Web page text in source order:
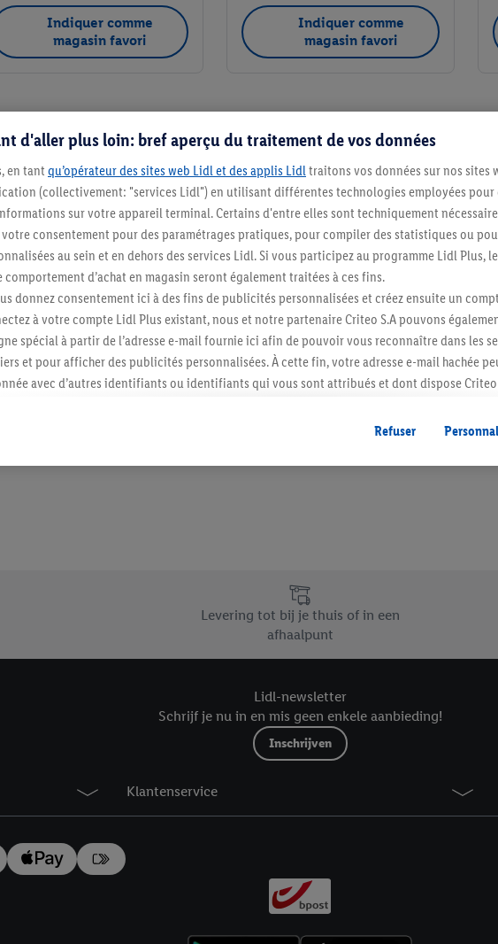
Indiquer comme
magasin favori
Indiquer comme
magasin favori
Indiquer comme magasin favori
Blijf op de
Schrijf je in op de newsletter
Inschrijven
Levering tot bij je thuis of in een
afhaalpunt
Lidl-newsletter
Schrijf je nu in en mis geen enkele aanbieding!
Inschrijven
Klantenservice
d'aller plus loin: bref aperçu du traitement de vos données
en tant qu’opérateur des sites web Lidl et des applis Lidl traitons vos données sur nos sites
(collectivement: "services Lidl") en utilisant différentes technologies employées pour
sur votre appareil terminal. Certains d'entre elles sont techniquement
votre consentement pour des paramétrages pratiques, pour compiler des statistiques ou
au sein et en dehors des services Lidl. Si vous participez au programme Lidl Plus,
comportement d’achat en magasin seront également traitées à ces fins.
donnez consentement ici à des fins de publicités personnalisées et créez ensuite un
à votre compte Lidl Plus existant, nous et notre partenaire Criteo S.A pouvons
spécial à partir de l’adresse e-mail fournie ici afin de pouvoir vous reconnaître dans les
et pour afficher des publicités personnalisées. À cette fin, votre adresse e-mail hachée
avec d’autres identifiants ou identifiants qui vous sont attribués et dont dispose Criteo
avez montré de l’intérêt (par exemple en plaçant le produit dans un panier d’un webshop
peuvent également être affichées sur plusieurs apppareils et plusieurs services de Lidl si
services de Lidl peuvent vous être attribués en utilisant votre adresse e-mail hachée et,
sur la durée de conservation des données et votre droit de révoquer votre
déclaration relative à la protection des données
Refuser